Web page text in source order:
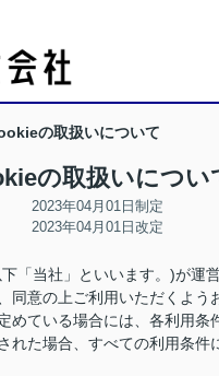
の取扱いについて
の取扱いについ
2023年04月01日制定
2023年04月01日改定
「当社」といいます。)が運
意の上ご利用いただくよう
めている場合には、各利用
れた場合、すべての利用条